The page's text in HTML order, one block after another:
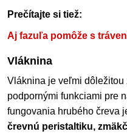
Prečítajte si tiež:
Aj fazuľa pomôže s
Vláknina
Vláknina je veľmi dôležitou
podpornými funkciami pre
fungovania hrubého čreva
črevnú peristaltiku,